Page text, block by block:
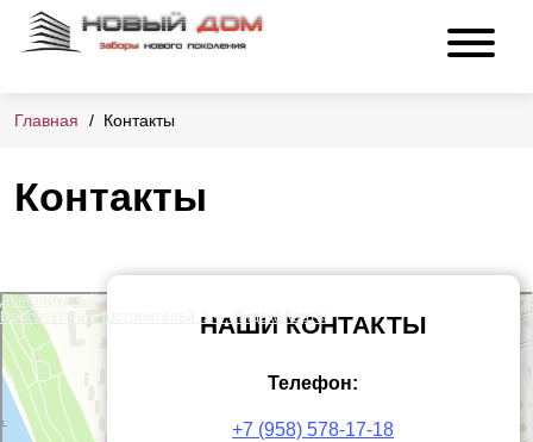
Главная Контакты
Контакты
НАШИ КОНТАКТЫ
Телефон:
+7 (958) 578-17-18
Долгопрудный
Проспект Ракетостроителей, 1 — Яндекс Карты